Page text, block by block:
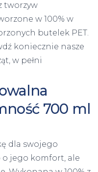
tworzyw
w 100% w
butelek PET.
koniecznie nasze
w pełni
700 ml
dla swojego
o jego komfort, ale